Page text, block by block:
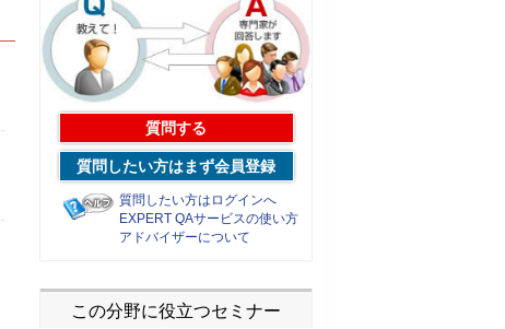
質問する
質問したい方はまず会員登録
質問したい方はログインへ
EXPERT QAサービスの使い方
アドバイザーについて
この分野に役立つセミナー